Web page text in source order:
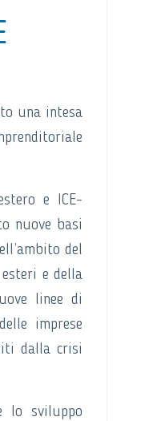
una intesa
e ICE-
nuove basi
del
e della
linee di
imprese
dalla crisi
lo sviluppo